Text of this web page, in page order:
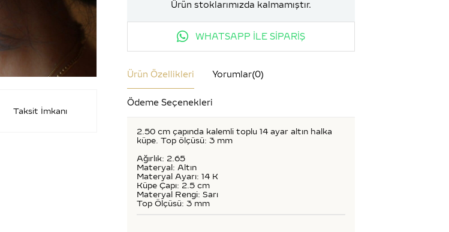
Taksit İmkanı
Ürün stoklarımızda kalmamıştır.
WHATSAPP İLE SİPARİŞ
Ürün Özellikleri Yorumlar(0)
Ödeme Seçenekleri
2.50 cm çapında kalemli toplu 14 ayar altın halka
küpe. Top ölçüsü: 3 mm
Ağırlık: 2.65
Materyal: Altın
Materyal Ayarı: 14 K
Küpe Çapı: 2.5 cm
Materyal Rengi: Sarı
Top Ölçüsü: 3 mm